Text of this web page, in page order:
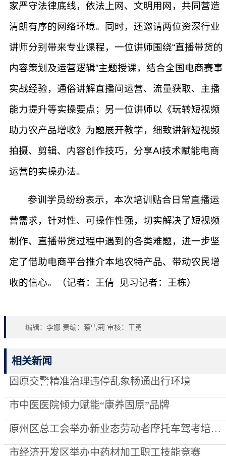
家严守法律底线，依法上网、文明用网，共同营造
清朗有序的网络环境。同时，还邀请两位资深行业
讲师分别带来专业课程，一位讲师围绕“直播带货的
内容策划及运营逻辑”主题授课，结合全国电商赛事
实战经验，通俗讲解直播间运营、流量获取、主播
能力提升等实操要点；另一位讲师以《玩转短视频
助力农产品增收》为题展开教学，细致讲解短视频
拍摄、剪辑、内容创作技巧，分享AI技术赋能电商
运营的实操办法。
参训学员纷纷表示，本次培训贴合日常直播运
营需求，针对性、可操作性强，切实解决了短视频
制作、直播带货过程中遇到的各类难题，进一步坚
定了借助电商平台推介本地农特产品、带动农民增
收的信心。（记者：王倩 见习记者：王栋）
编辑：李娜 责编：蔡雪莉 审核：王勇
相关新闻
固原交警精准治理违停乱象畅通出行环境
市中医医院倾力赋能“康养固原”品牌
原州区总工会举办新业态劳动者摩托车驾考培训班
市经济开发区举办中药材加工职工技能竞赛